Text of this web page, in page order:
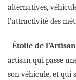
alternatives,
l’attractivité des
- Étoile de
artisan qui passe
son véhicule, et qui